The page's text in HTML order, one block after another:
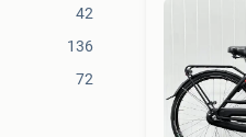
42
136
72